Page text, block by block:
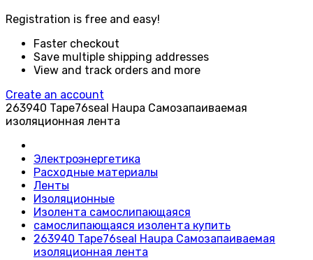
Registration is free and easy!
Faster checkout
Save multiple shipping addresses
View and track orders and more
Create an account
263940 Tape76seal Haupa Самозапаиваемая
изоляционная лента
Электроэнергетика
Расходные материалы
Ленты
Изоляционные
Изолента самослипающаяся
самослипающаяся изолента купить
263940 Tape76seal Haupa Самозапаиваемая
изоляционная лента